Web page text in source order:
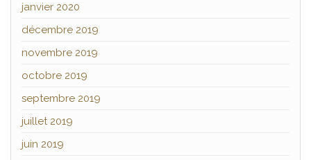
janvier 2020
décembre 2019
novembre 2019
octobre 2019
septembre 2019
juillet 2019
juin 2019